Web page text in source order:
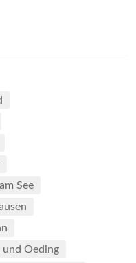
See
und Oeding